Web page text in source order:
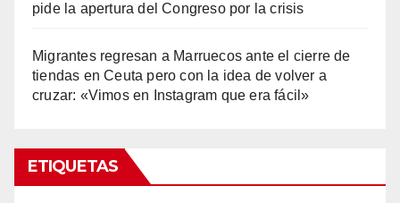
pide la apertura del Congreso por la crisis
Migrantes regresan a Marruecos ante el cierre de
tiendas en Ceuta pero con la idea de volver a
cruzar: «Vimos en Instagram que era fácil»
ETIQUETAS